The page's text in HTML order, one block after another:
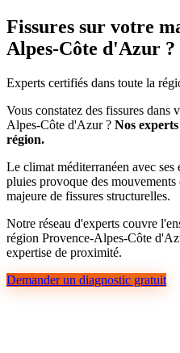
Fissures sur votre
Alpes-Côte d'Azur ?
Experts certifiés dans toute la
Vous constatez des fissures dans
Alpes-Côte d'Azur ? Nos
région.
Le climat méditerranéen avec ses
pluies provoque des
majeure de fissures structurelles.
Notre réseau d'experts couvre
région Provence-Alpes-Côte
expertise de proximité.
Demander un diagnostic gratuit